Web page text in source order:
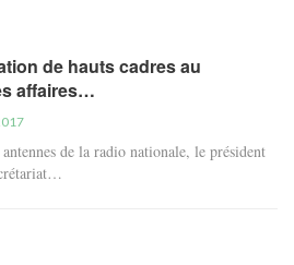
de hauts cadres au
affaires…
de la radio nationale, le président